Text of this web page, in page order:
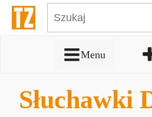
Menu
Słuchawki